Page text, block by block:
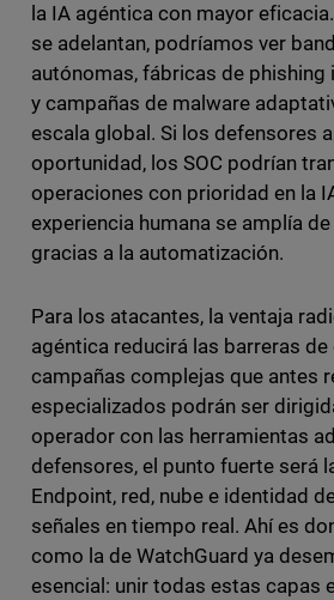
la IA agéntica con mayor
se adelantan, podríamos ver
autónomas, fábricas de
y campañas de malware
escala global. Si los defensores
oportunidad, los SOC podrían
operaciones con prioridad en la
experiencia humana se amplía
gracias a la automatización.
Para los atacantes, la ventaja
agéntica reducirá las barreras de
campañas complejas que antes
especializados podrán ser
operador con las herramientas
defensores, el punto fuerte será
Endpoint, red, nube e identidad
señales en tiempo real. Ahí es
como la de WatchGuard ya
esencial: unir todas estas capas